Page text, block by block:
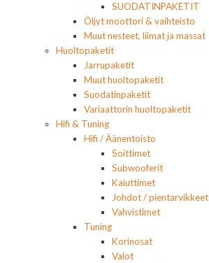
SUODATINPAKETIT
Öljyt moottori & vaihteisto
Muut nesteet, liimat ja massat
Huoltopaketit
Jarrupaketit
Muut huoltopaketit
Suodatinpaketit
Variaattorin huoltopaketit
Hifi & Tuning
Hifi / Äänentoisto
Soittimet
Subwooferit
Kaiuttimet
Johdot / pientarvikkeet
Vahvistimet
Tuning
Korinosat
Valot